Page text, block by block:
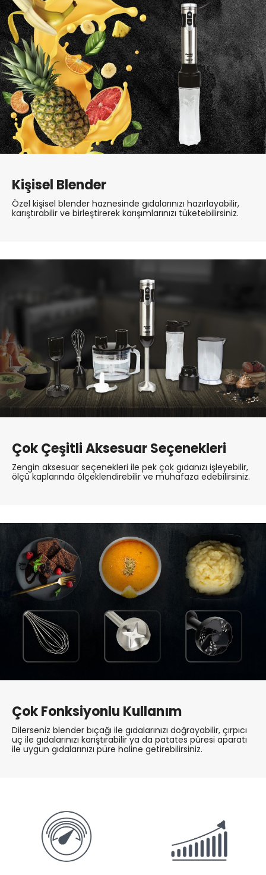
Kişisel Blender
Özel kişisel blender haznesinde gıdalarınızı hazırlayabilir,
karıştırabilir ve birleştirerek karışımlarınızı tüketebilirsiniz.
Çok Çeşitli Aksesuar Seçenekleri
Zengin aksesuar seçenekleri ile pek çok gıdanızı işleyebilir,
ölçü kaplarında ölçeklendirebilir ve muhafaza edebilirsiniz.
Çok Fonksiyonlu Kullanım
Dilerseniz blender bıçağı ile gıdalarınızı doğrayabilir, çırpıcı
uç ile gıdalarınızı karıştırabilir ya da patates püresi aparatı
ile uygun gıdalarınızı püre haline getirebilirsiniz.